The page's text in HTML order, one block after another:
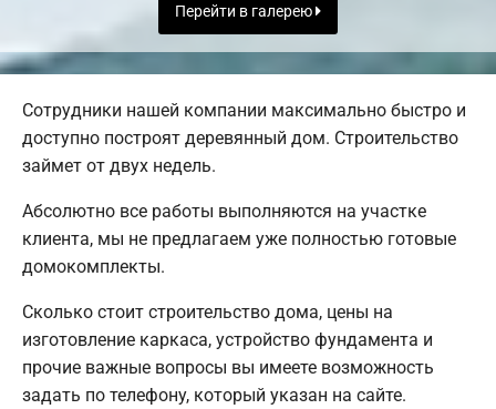
Перейти в галерею
Сотрудники нашей компании максимально быстро и
доступно построят деревянный дом. Строительство
займет от двух недель.
Абсолютно все работы выполняются на участке
клиента, мы не предлагаем уже полностью готовые
домокомплекты.
Сколько стоит строительство дома, цены на
изготовление каркаса, устройство фундамента и
прочие важные вопросы вы имеете возможность
задать по телефону, который указан на сайте.